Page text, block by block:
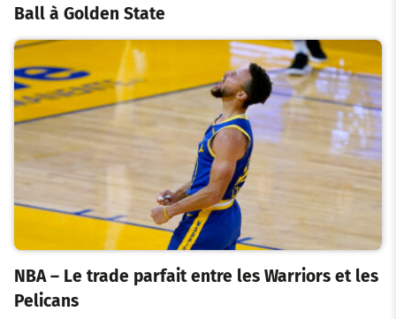
Ball à Golden State
NBA – Le trade parfait entre les Warriors et les
Pelicans